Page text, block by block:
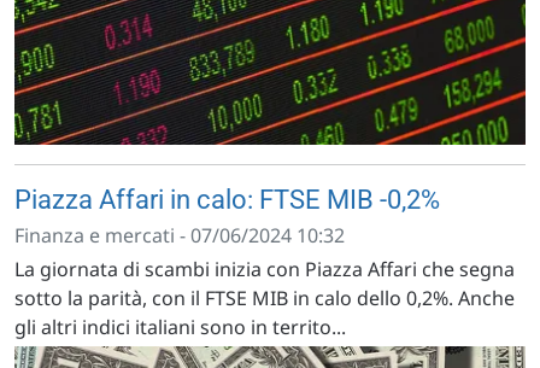
Piazza Affari in calo: FTSE MIB -0,2%
Finanza e mercati - 07/06/2024 10:32
La giornata di scambi inizia con Piazza Affari che segna
sotto la parità, con il FTSE MIB in calo dello 0,2%. Anche
gli altri indici italiani sono in territo...